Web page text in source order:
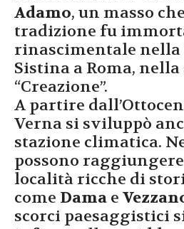
Adamo, un masso
tradizione fu
rinascimentale nella
Sistina a Roma,
“Creazione”.
A partire
Verna si sviluppò
stazione climatica.
possono
località ricche di
come Dama e
scorci paesaggistici